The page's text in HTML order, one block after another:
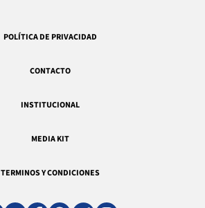
POLÍTICA DE PRIVACIDAD
CONTACTO
INSTITUCIONAL
MEDIA KIT
TERMINOS Y CONDICIONES